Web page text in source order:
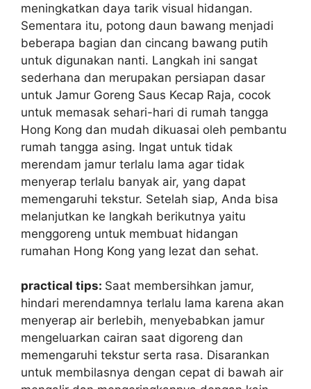
meningkatkan daya tarik visual hidangan.
Sementara itu, potong daun bawang menjadi
beberapa bagian dan cincang bawang putih
untuk digunakan nanti. Langkah ini sangat
sederhana dan merupakan persiapan dasar
untuk Jamur Goreng Saus Kecap Raja, cocok
untuk memasak sehari-hari di rumah tangga
Hong Kong dan mudah dikuasai oleh pembantu
rumah tangga asing. Ingat untuk tidak
merendam jamur terlalu lama agar tidak
menyerap terlalu banyak air, yang dapat
memengaruhi tekstur. Setelah siap, Anda bisa
melanjutkan ke langkah berikutnya yaitu
menggoreng untuk membuat hidangan
rumahan Hong Kong yang lezat dan sehat.
practical tips: Saat membersihkan jamur,
hindari merendamnya terlalu lama karena akan
menyerap air berlebih, menyebabkan jamur
mengeluarkan cairan saat digoreng dan
memengaruhi tekstur serta rasa. Disarankan
untuk membilasnya dengan cepat di bawah air